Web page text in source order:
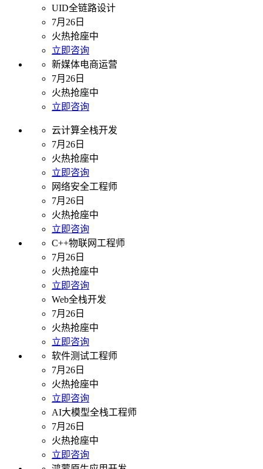
UID全链路设计
7月26日
火热抢座中
立即咨询
新媒体电商运营
7月26日
火热抢座中
立即咨询
云计算全栈开发
7月26日
火热抢座中
立即咨询
网络安全工程师
7月26日
火热抢座中
立即咨询
C++物联网工程师
7月26日
火热抢座中
立即咨询
Web全栈开发
7月26日
火热抢座中
立即咨询
软件测试工程师
7月26日
火热抢座中
立即咨询
AI大模型全栈工程师
7月26日
火热抢座中
立即咨询